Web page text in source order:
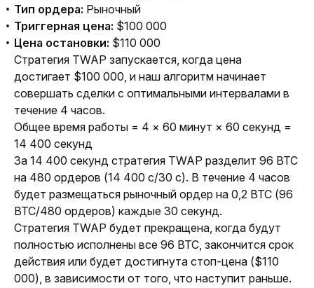
Тип ордера: Рыночный
Триггерная цена: $100 000
Цена остановки: $110 000
Стратегия TWAP запускается, когда цена
достигает $100 000, и наш алгоритм начинает
совершать сделки с оптимальными интервалами в
течение 4 часов.
Общее время работы = 4 × 60 минут × 60 секунд =
14 400 секунд
За 14 400 секунд стратегия TWAP разделит 96 BTC
на 480 ордеров (14 400 с/30 с). В течение 4 часов
будет размещаться рыночный ордер на 0,2 BTC (96
BTC/480 ордеров) каждые 30 секунд.
Стратегия TWAP будет прекращена, когда будут
полностью исполнены все 96 BTC, закончится срок
действия или будет достигнута стоп-цена ($110
000), в зависимости от того, что наступит раньше.